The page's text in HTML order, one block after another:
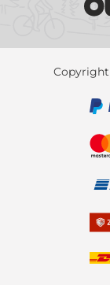
Copyright